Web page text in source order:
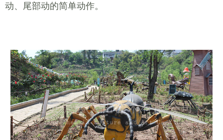
动、尾部动的简单动作。